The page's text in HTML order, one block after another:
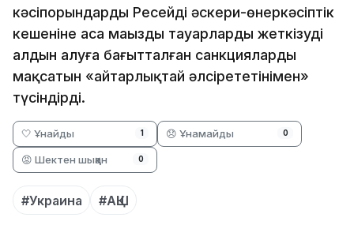
кәсіпорындардың Ресейдің әскери-өнеркәсіптік
кешеніне аса маңызды тауарларды жеткізудің
алдын алуға бағытталған санкциялардың
мақсатын «айтарлықтай әлсірететінімен»
түсіндірді.
🤍 Ұнайды 1 😞 Ұнамайды 0
😡 Шектен шыққан 0
#Украина #АҚШ